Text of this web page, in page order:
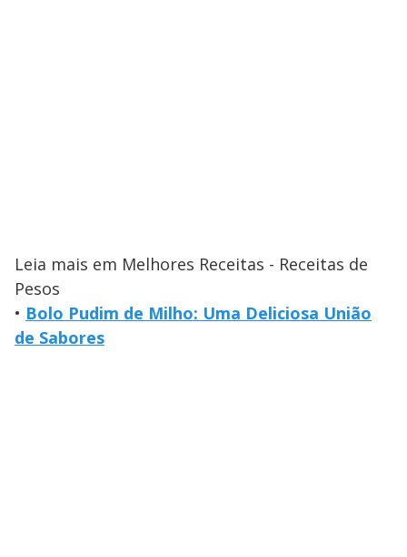
Leia mais em Melhores Receitas - Receitas de
Pesos
• Bolo Pudim de Milho: Uma Deliciosa União
de Sabores